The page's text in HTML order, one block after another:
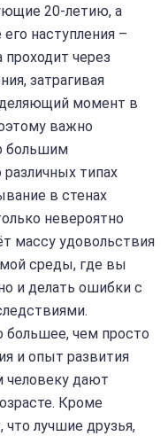
20-летию, а
наступления –
проходит через
затрагивая
момент в
важно
большим
типах
в стенах
невероятно
массу удовольствия
среды, где вы
и делать ошибки с
большее, чем просто
и опыт развития
человеку дают
Кроме
что лучшие друзья,